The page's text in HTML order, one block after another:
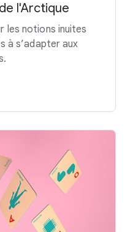
l'Arctique
les notions inuites
à s’adapter aux